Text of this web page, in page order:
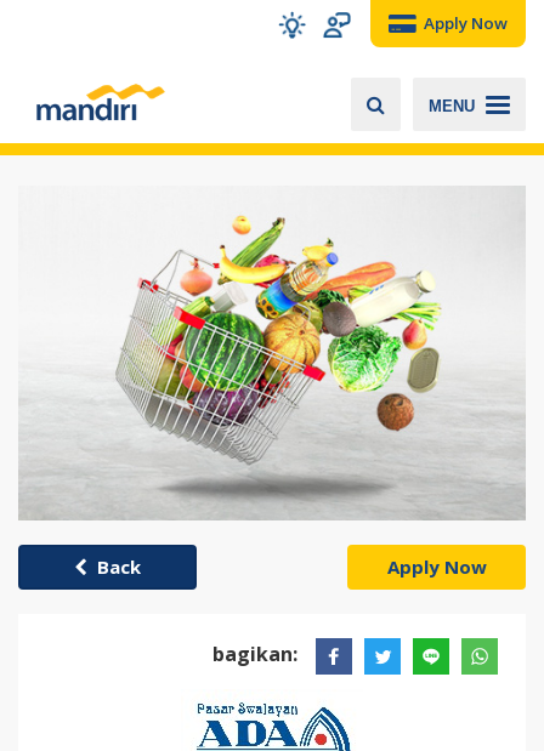
Apply Now
MENU
Back Apply Now
bagikan: